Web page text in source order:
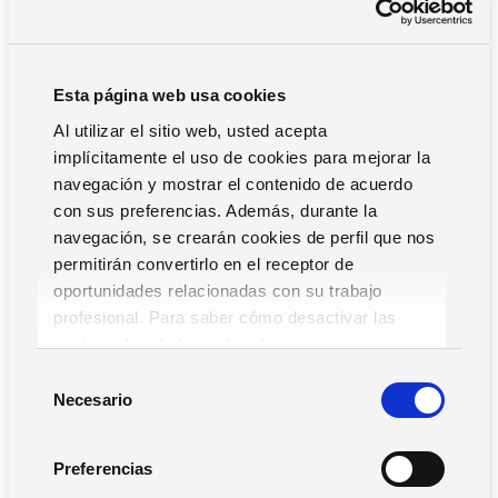
Esta página web usa cookies
Al utilizar el sitio web, usted acepta
implícitamente el uso de cookies para mejorar la
navegación y mostrar el contenido de acuerdo
con sus preferencias. Además, durante la
navegación, se crearán cookies de perfil que nos
permitirán convertirlo en el receptor de
oportunidades relacionadas con su trabajo
profesional. Para saber cómo desactivar las
cookies,Lea la hoja de información.
Necesario
Preferencias
Uno de los motivos de resistencia al cambio para mejorar
la flexibilidad operativa en las industrias es la forma en que
puede afectar a la productividad. Para ello, es de vital
importancia contar con soluciones tecnológicas
inteligentes, como sistemas de robótica que puedan
cambiar de tarea sin interrupciones largas, así como
operarios polivalentes que puedan trabajar en distintas
con equipos modulables y líneas de producción
multifuncionales y reconfigurables ayudará de manera
significativa a facilitar el cambio de forma dinámica.